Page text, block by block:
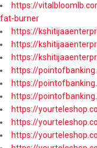
https://
fat-burner
https://
https://
https://
https://
https://
https://
https://
https://
https://